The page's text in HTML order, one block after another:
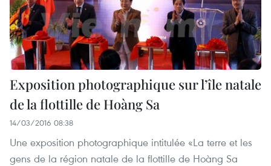
Exposition photographique sur l’île natale
de la flottille de Hoàng Sa
14/03/2016 08:38
Une exposition photographique intitulée «La terre et les
gens de la région natale de la flottille de Hoàng Sa